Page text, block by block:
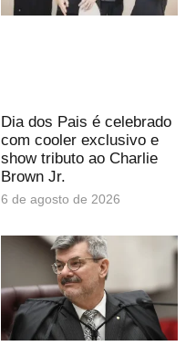
Dia dos Pais é celebrado
com cooler exclusivo e
show tributo ao Charlie
Brown Jr.
6 de agosto de 2026